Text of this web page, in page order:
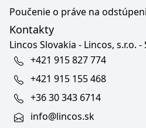
Poučenie o práve na
Kontakty
Lincos Slovakia - Lincos, s.r.o. -
+421 915 827 774
+421 915 155 468
+36 30 343 6714
info@lincos.sk